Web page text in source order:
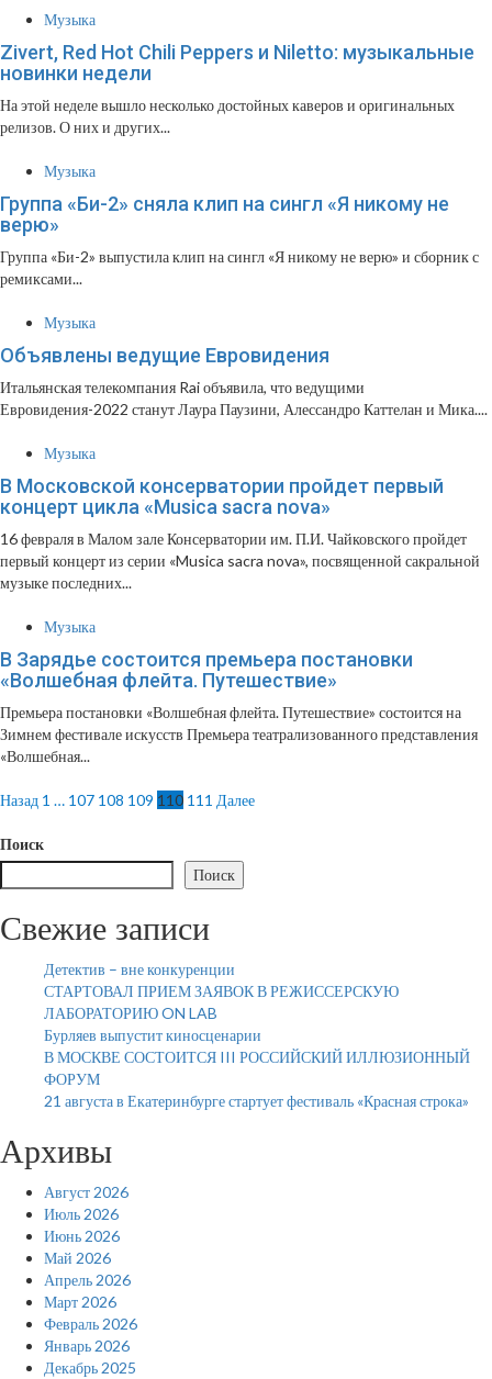
Музыка
Zivert, Red Hot Chili Peppers и Niletto: музыкальные
новинки недели
На этой неделе вышло несколько достойных каверов и оригинальных
релизов. О них и других...
Музыка
Группа «Би-2» сняла клип на сингл «Я никому не
верю»
Группа «Би-2» выпустила клип на сингл «Я никому не верю» и сборник с
ремиксами...
Музыка
Объявлены ведущие Евровидения
Итальянская телекомпания Rai объявила, что ведущими
Евровидения-2022 станут Лаура Паузини, Алессандро Каттелан и Мика....
Музыка
В Московской консерватории пройдет первый
концерт цикла «Musica sacra nova»
16 февраля в Малом зале Консерватории им. П.И. Чайковского пройдет
первый концерт из серии «Musica sacra nova», посвященной сакральной
музыке последних...
Музыка
В Зарядье состоится премьера постановки
«Волшебная флейта. Путешествие»
Премьера постановки «Волшебная флейта. Путешествие» состоится на
Зимнем фестивале искусств Премьера театрализованного представления
«Волшебная...
Пагинация
записей
Назад 1 … 107 108 109 110 111 Далее
Поиск
Поиск
Свежие записи
Детектив – вне конкуренции
СТАРТОВАЛ ПРИЕМ ЗАЯВОК В РЕЖИССЕРСКУЮ
ЛАБОРАТОРИЮ ON LAB
Бурляев выпустит киносценарии
В МОСКВЕ СОСТОИТСЯ III РОССИЙСКИЙ ИЛЛЮЗИОННЫЙ
ФОРУМ
21 августа в Екатеринбурге стартует фестиваль «Красная строка»
Архивы
Август 2026
Июль 2026
Июнь 2026
Май 2026
Апрель 2026
Март 2026
Февраль 2026
Январь 2026
Декабрь 2025